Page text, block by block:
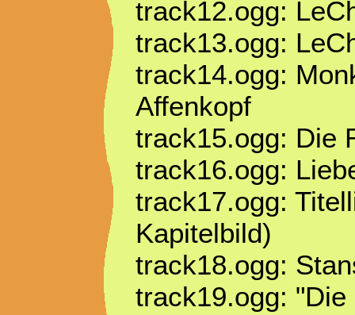
track12.ogg:
track13.ogg:
track14.ogg:
Affenkopf
track15.ogg: Die
track16.ogg:
track17.ogg:
Kapitelbild)
track18.ogg:
track19.ogg: